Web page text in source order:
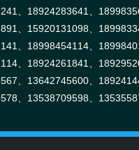
、18924283641、
、15920131098、
、18998454114、
、18924261841、
、13642745600、
、13538709598、